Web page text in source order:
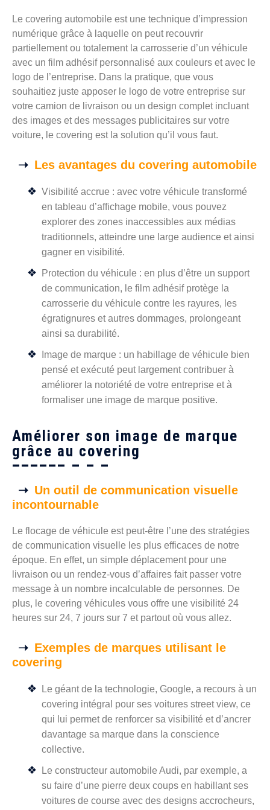
Le covering automobile est une technique d’impression
numérique grâce à laquelle on peut recouvrir
partiellement ou totalement la carrosserie d’un véhicule
avec un film adhésif personnalisé aux couleurs et avec le
logo de l’entreprise. Dans la pratique, que vous
souhaitiez juste apposer le logo de votre entreprise sur
votre camion de livraison ou un design complet incluant
des images et des messages publicitaires sur votre
voiture, le covering est la solution qu’il vous faut.
Les avantages du covering automobile
Visibilité accrue : avec votre véhicule transformé
en tableau d’affichage mobile, vous pouvez
explorer des zones inaccessibles aux médias
traditionnels, atteindre une large audience et ainsi
gagner en visibilité.
Protection du véhicule : en plus d’être un support
de communication, le film adhésif protège la
carrosserie du véhicule contre les rayures, les
égratignures et autres dommages, prolongeant
ainsi sa durabilité.
Image de marque : un habillage de véhicule bien
pensé et exécuté peut largement contribuer à
améliorer la notoriété de votre entreprise et à
formaliser une image de marque positive.
Améliorer son image de marque
grâce au covering
Un outil de communication visuelle
incontournable
Le flocage de véhicule est peut-être l’une des stratégies
de communication visuelle les plus efficaces de notre
époque. En effet, un simple déplacement pour une
livraison ou un rendez-vous d’affaires fait passer votre
message à un nombre incalculable de personnes. De
plus, le covering véhicules vous offre une visibilité 24
heures sur 24, 7 jours sur 7 et partout où vous allez.
Exemples de marques utilisant le
covering
Le géant de la technologie, Google, a recours à un
covering intégral pour ses voitures street view, ce
qui lui permet de renforcer sa visibilité et d’ancrer
davantage sa marque dans la conscience
collective.
Le constructeur automobile Audi, par exemple, a
su faire d’une pierre deux coups en habillant ses
voitures de course avec des designs accrocheurs,